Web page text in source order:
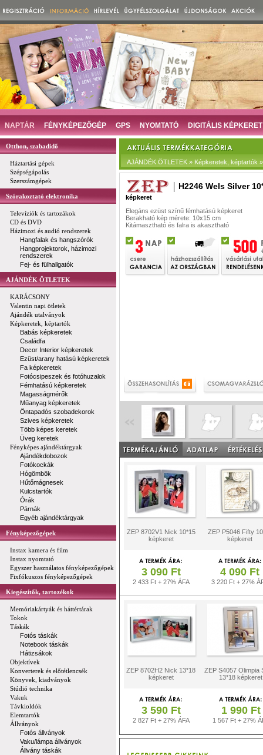
NAPTÁR FÉNYKÉPEZŐGÉP GPS NYOMTATÓ DIGITÁLIS KÉPKERET
Otthon, szabadidő
Háztartási gépek
Szépségápolás
Szerszámgépek
Szórakoztató elektronika
Televíziók és tartozákok
CD és DVD
Házimozi és audió rendszerek
Hangfalak és hangszórók
Hangprojektorok, házimozi
rendszerek
Fej- és fülhallgatók
AJÁNDÉK ÖTLETEK
KARÁCSONY
Valentin napi ötletek
Ajándék utalványok
Képkeretek, képtartók
Babás képkeretek
Családfa
Decor Interior képkeretek
Ezüst/arany hatású képkeretek
Fa képkeretek
Fotócsipeszek és fotóhuzalok
Fémhatású képkeretek
Magasságmérők
Műanyag képkeretek
Öntapadós szobadekorok
Szives képkeretek
Több képes keretek
Üveg keretek
Fényképes ajándéktárgyak
Ajándékdobozok
Fotókockák
Hógömbök
Hűtőmágnesek
Kulcstartók
Órák
Párnák
Egyéb ajándéktárgyak
Fényképezőgépek
Instax kamera és film
Instax nyomtató
Egyszer használatos fényképezőgépek
Fixfókuszos fényképezőgépek
Kiegészítők, tartozékok
Memóriakártyák és háttértárak
Tokok
Táskák
Fotós táskák
Notebook táskák
Hátizsákok
Objektívek
Konverterek és előtétlencsék
Könyvek, kiadványok
Stúdió technika
Vakuk
Távkioldók
Elemtartók
Állványok
Fotós állványok
Vaku/lámpa állványok
Állvány táskák
AJÁNDÉK ÖTLETEK » Képkeretek, képtartók
H2246 Wels Silver
képkeret
Elegáns ezüst színű fémhatású képkeret
Berakható kép mérete: 10x15 cm
Kitámasztható és falra is akasztható
ZEP 8702V1 Nick 10*15
képkeret
ZEP P5046 Fifty
képkeret
3 090 Ft
2 433 Ft + 27% ÁFA
4 090 Ft
3 220 Ft + 27%
ZEP 8702H2 Nick 13*18
képkeret
ZEP S4057 Olimpia
13*18 képkeret
3 590 Ft
2 827 Ft + 27% ÁFA
1 990 Ft
1 567 Ft + 27%